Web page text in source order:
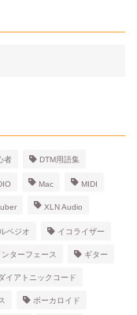
者 DTM用語集
Mac MIDI
XLN Audio
ペジオ イコライザー
ターフェース ギター
イアトニックコード
ボーカロイド